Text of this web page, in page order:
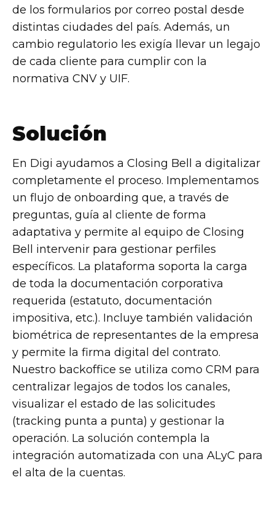
de los formularios por correo postal desde
distintas ciudades del país. Además, un
cambio regulatorio les exigía llevar un legajo
de cada cliente para cumplir con la
normativa CNV y UIF.
Solución
En Digi ayudamos a Closing Bell a digitalizar
completamente el proceso. Implementamos
un flujo de onboarding que, a través de
preguntas, guía al cliente de forma
adaptativa y permite al equipo de Closing
Bell intervenir para gestionar perfiles
específicos. La plataforma soporta la carga
de toda la documentación corporativa
requerida (estatuto, documentación
impositiva, etc.). Incluye también validación
biométrica de representantes de la empresa
y permite la firma digital del contrato.
Nuestro backoffice se utiliza como CRM para
centralizar legajos de todos los canales,
visualizar el estado de las solicitudes
(tracking punta a punta) y gestionar la
operación. La solución contempla la
integración automatizada con una ALyC para
el alta de la cuentas.